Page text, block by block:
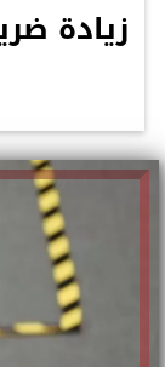
زيادة